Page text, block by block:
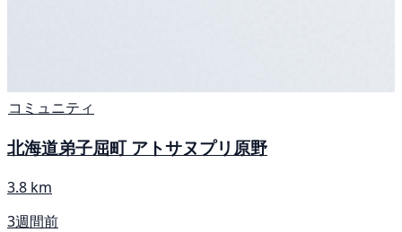
コミュニティ
北海道弟子屈町 アトサヌプリ原野
3.8 km
3週間前